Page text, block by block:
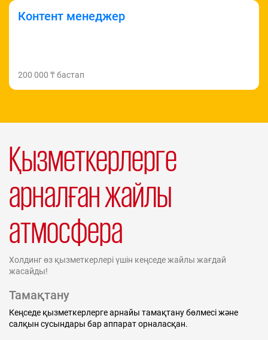
Контент менеджер
200 000 ₸ бастап
Қызметкерлерге
арналған жайлы
атмосфера
Холдинг өз қызметкерлері үшін кеңседе жайлы жағдай
жасайды!
Тамақтану
Кеңседе қызметкерлерге арнайы тамақтану бөлмесі және
салқын сусындары бар аппарат орналасқан.